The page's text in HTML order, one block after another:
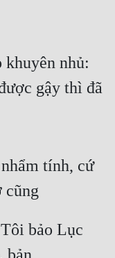
nhủ:
gậy thì đã
tính, cứ
cũng
bảo Lục